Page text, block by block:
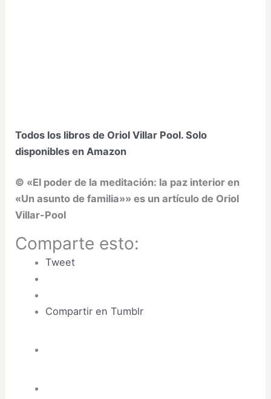
Todos los libros de Oriol Villar Pool. Solo
disponibles en Amazon
© «El poder de la meditación: la paz interior en
«Un asunto de familia»» es un artículo de Oriol
Villar-Pool
Comparte esto:
Tweet
Compartir en Tumblr